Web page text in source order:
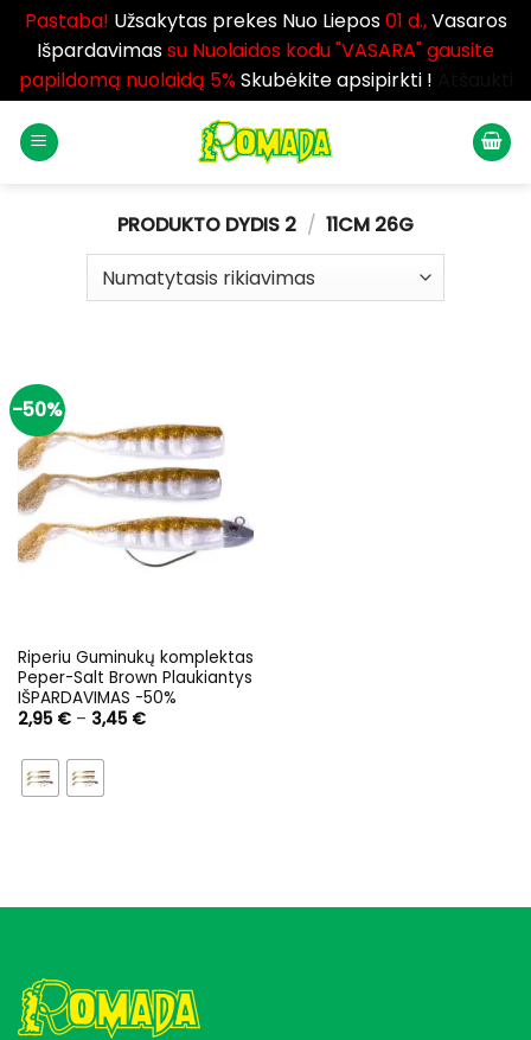
Pastaba! Užsakytas prekes Nuo Liepos01 d.,Vasaros
Išpardavimassu Nuolaidos kodu "VASARA" gausite
papildomą nuolaidą 5%Skubėkite apsipirkti !
PRODUKTO DYDIS 2 / 11CM 26G
-50%
Riperiu Guminukų komplektas
Peper-Salt Brown Plaukiantys
IŠPARDAVIMAS -50%
2,95 € – 3,45 €Price